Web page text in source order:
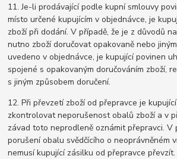
11. Je-li prodávající podle kupní smlouvy
místo určené kupujícím v objednávce, je
zboží při dodání. V případě, že je z důvodů
nutno zboží doručovat opakovaně nebo
uvedeno v objednávce, je kupující povinen
spojené s opakovaným doručováním zboží,
s jiným způsobem doručení.
12. Při převzetí zboží od přepravce je
zkontrolovat neporušenost obalů zboží a v
závad toto neprodleně oznámit přepravci. V
porušení obalu svědčícího o neoprávněném
nemusí kupující zásilku od přepravce převzít.